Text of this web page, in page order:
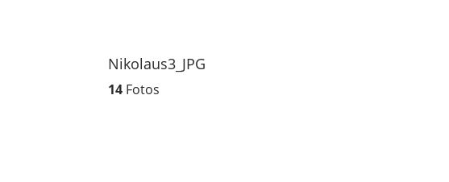
Nikolaus3_JPG
14 Fotos